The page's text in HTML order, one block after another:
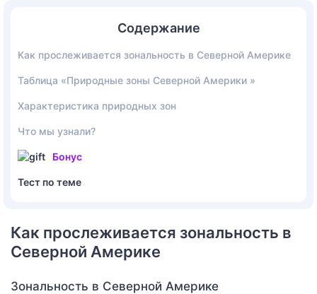
Содержание
Как прослеживается зональность в Северной Америке
Таблица «Природные зоны Северной Америки »
Характеристика природных зон
Что мы узнали?
Бонус
Тест по теме
Как прослеживается зональность в
Северной Америке
Зональность в Северной Америке